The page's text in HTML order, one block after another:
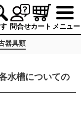
問合せカート メニュー
器具類
水槽についての